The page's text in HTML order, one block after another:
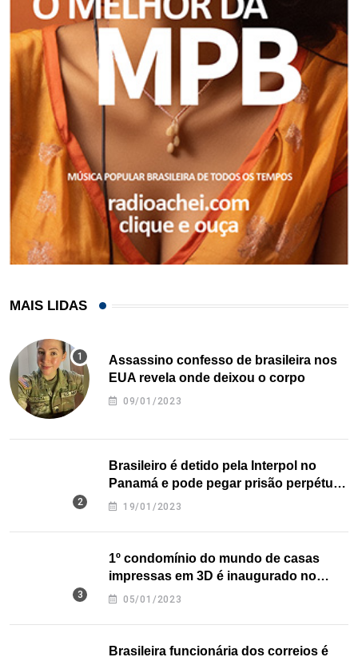
MAIS LIDAS
Assassino confesso de brasileira nos
EUA revela onde deixou o corpo
09/01/2023
Brasileiro é detido pela Interpol no
Panamá e pode pegar prisão perpétua
nos EUA
19/01/2023
1º condomínio do mundo de casas
impressas em 3D é inaugurado no
Texas
05/01/2023
Brasileira funcionária dos correios é